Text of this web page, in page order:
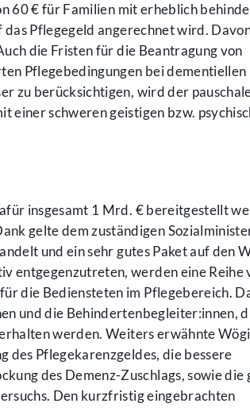
60 € für Familien mit erheblich
Pflegegeld angerechnet wird.
die Fristen für die Beantragung von
Pflegebedingungen bei dementiellen
zu berücksichtigen, wird der
einer schweren geistigen bzw.
insgesamt 1 Mrd. € bereitgestellt
gelte dem zuständigen
und ein sehr gutes Paket auf den
entgegenzutreten, werden eine Reihe
die Bediensteten im Pflegebereich.
und die Behindertenbegleiter:innen,
werden. Weiters erwähnte
des Pflegekarenzgeldes, die bessere
des Demenz-Zuschlags, sowie die
Den kurzfristig eingebrachten